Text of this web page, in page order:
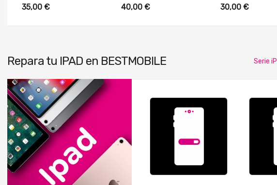
35,00 € 40,00 € 30,00 €
Repara tu IPAD en BESTMOBILE Serie